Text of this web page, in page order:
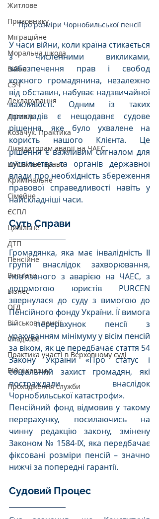
Житлове
Призовнику
Міграційне
Моральна шкода
Війна
СЗЧ
Декларування
Договір
Козачук. Практика
Ліквідаторам аварії на ЧАЕС
Військове право
Кримінальне
Сімейне
ЄСПЛ
Цивільне
ДТП
Пенсійне
Виплати
Бізнес
ОГД
Військові пенсії
Спадкове
Практика участі в Верховному суді
Військовому
Проходження служби
Про розміри Чорнобильської пенсії
У часи війни, коли країна стикається
з численними викликами,
забезпечення прав і свобод
кожного громадянина, незалежно
від обставин, набуває надзвичайної
важливості. Одним із таких
прикладів є нещодавнє судове
рішення, яке було ухвалене на
користь нашого Клієнта. Це
рішення є важливим сигналом для
суспільства та органів державної
влади про необхідність збереження
правової справедливості навіть у
найскладніші часи.
Суть Справи
Громадянка, яка має інвалідність ІІ
групи внаслідок захворювання,
пов’язаного з аварією на ЧАЕС, з
допомогою юристів PURCEN
звернулася до суду з вимогою до
Пенсійного фонду України. Її вимога
— перерахунок пенсії з
урахуванням мінімуму у вісім пенсій
за віком, як це передбачає стаття 54
Закону України «Про статус і
соціальний захист громадян, які
постраждали внаслідок
Чорнобильської катастрофи».
Пенсійний фонд відмовив у такому
перерахунку, посилаючись на
чинну редакцію закону, змінену
Законом № 1584-ІХ, яка передбачає
фіксовані розміри пенсій – значно
нижчі за попередні гарантії.
Судовий Процес